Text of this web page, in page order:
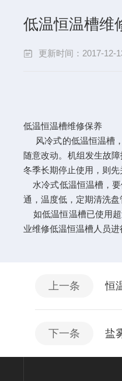
低温恒温槽维
更新时间：2017-12-
低温恒温槽维修保养
风冷式的低温恒温槽，
随意改动。机组发生故
冬季长期停止使用，则
水冷式低温恒温槽，要
通，温度低，定期清洗
如低温恒温槽已使用超
业维修低温恒温槽人员进
上一条 恒
下一条 盐